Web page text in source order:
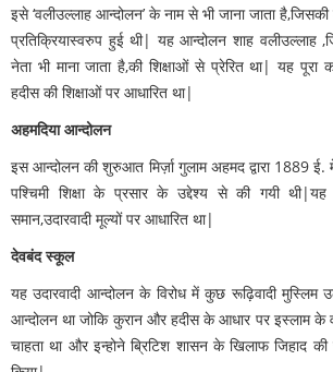
इसे ‘वलीउल्लाह आन्दोलन’ के नाम से भी जाना जाता
प्रतिक्रियास्वरुप हुई थी| यह आन्दोलन शाह वलीउल्लाह
नेता भी माना जाता है,की शिक्षाओं से प्रेरित था| यह
हदीस की शिक्षाओं पर आधारित था|
अहमदिया आन्दोलन
इस आन्दोलन की शुरुआत मिर्ज़ा गुलाम अहमद द्वारा 1889 ई.
पश्चिमी शिक्षा के प्रसार के उद्देश्य से की गयी
समान,उदारवादी मूल्यों पर आधारित था|
देवबंद स्कूल
यह उदारवादी आन्दोलन के विरोध में कुछ रूढ़िवादी मुस्लिम
आन्दोलन था जोकि कुरान और हदीस के आधार पर इस्लाम के
चाहता था और इन्होने ब्रिटिश शासन के खिलाफ जिहाद की